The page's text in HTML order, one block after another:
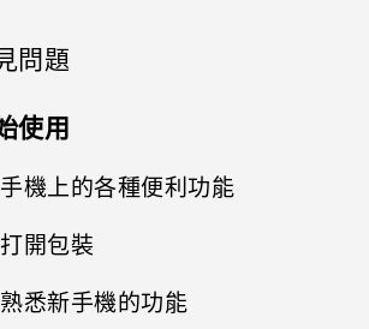
問題
GETTING STARTED
最新版的 HTC BlinkFeed 有哪
三方的輸入法？
SETTINGS
移除螢幕鎖時出現「裝置保護功
護是什麼意思？
COMMUNICATION
如何讓動態更新及生日顯示在我
APPS & FEATURES
使用
手機上的各種便利功能
個人化
影像
打開包裝
HTC Desire 828
熟悉新手機的功能